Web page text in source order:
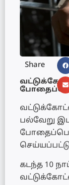
Share
பல்வேறு
கடந்த 10